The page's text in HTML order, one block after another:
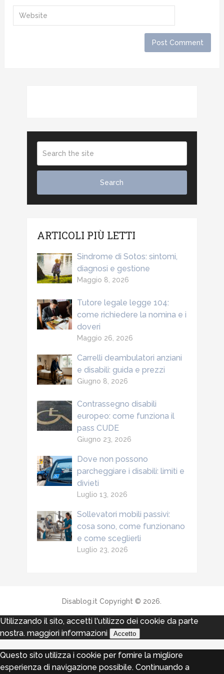
ARTICOLI PIÙ LETTI
Sindrome di Sotos: sintomi,
diagnosi e gestione
Maggio 8, 2026
Tutore legale legge 104:
come richiedere la nomina e i
doveri
Maggio 26, 2026
Carrelli deambulatori anziani
e disabili: guida e prezzi
Giugno 8, 2026
Contrassegno disabili
europeo: come funziona il
pass CUDE
Giugno 23, 2026
Dove non possono
parcheggiare i disabili: limiti e
divieti
Luglio 13, 2026
Sollevatori mobili passivi:
cosa sono, come funzionano
e come sceglierli
Luglio 23, 2026
Disablog.it Copyright © 2026.
Utilizzando il sito, accetti l'utilizzo dei cookie da parte
nostra. maggiori informazioni Accetto
Questo sito utilizza i cookie per fornire la migliore
esperienza di navigazione possibile. Continuando a